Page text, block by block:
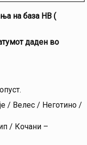
на база HB (
даден во
/ Велес / Неготино /
/ Кочани –